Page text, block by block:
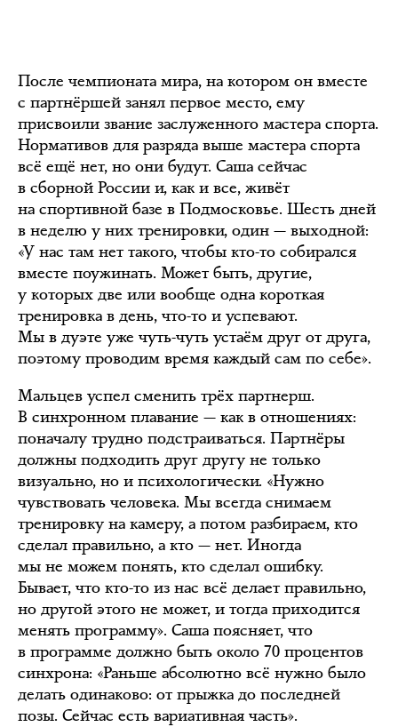
После чемпионата мира, на котором он вместе
с партнёршей занял первое место, ему
присвоили звание заслуженного мастера спорта.
Нормативов для разряда выше мастера спорта
всё ещё нет, но они будут. Саша сейчас
в сборной России и, как и все, живёт
на спортивной базе в Подмосковье. Шесть дней
в неделю у них тренировки, один — выходной:
«У нас там нет такого, чтобы кто-то собирался
вместе поужинать. Может быть, другие,
у которых две или вообще одна короткая
тренировка в день, что-то и успевают.
Мы в дуэте уже чуть-чуть устаём друг от друга,
поэтому проводим время каждый сам по себе».
Мальцев успел сменить трёх партнерш.
В синхронном плавание — как в отношениях:
поначалу трудно подстраиваться. Партнёры
должны подходить друг другу не только
визуально, но и психологически. «Нужно
чувствовать человека. Мы всегда снимаем
тренировку на камеру, а потом разбираем, кто
сделал правильно, а кто — нет. Иногда
мы не можем понять, кто сделал ошибку.
Бывает, что кто-то из нас всё делает правильно,
но другой этого не может, и тогда приходится
менять программу». Саша поясняет, что
в программе должно быть около 70 процентов
синхрона: «Раньше абсолютно всё нужно было
делать одинаково: от прыжка до последней
позы. Сейчас есть вариативная часть».